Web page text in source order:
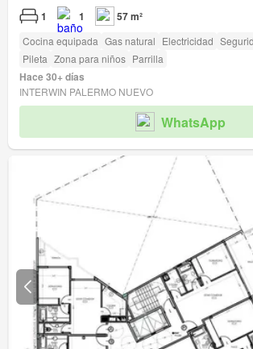
1 1 57 m²
Cocina equipada Gas natural Electricidad
Pileta Zona para niños Parrilla
Hace 30+ días
INTERWIN PALERMO NUEVO
WhatsApp